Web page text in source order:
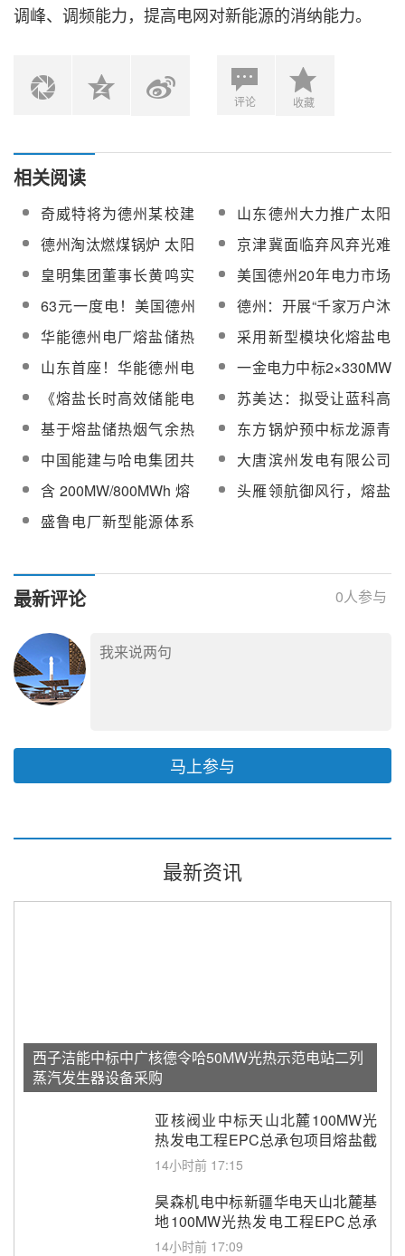
调峰、调频能力，提高电网对新能源的消纳能力。
评论 收藏
相关阅读
奇威特将为德州某校建
设太阳能采暖项目
山东德州大力推广太阳
能采暖技术
德州淘汰燃煤锅炉 太阳
能锅炉受青睐
京津冀面临弃风弃光难
题 德国与德州是怎么做
的？
皇明集团董事长黄鸣实
名举报德州市委书记懒
政
美国德州20年电力市场
建设启示：电力市场改
革调整是常态
63元一度电！美国德州
电价飙升的情况会发生
在我国吗？
德州：开展“千家万户沐
光行动”，推广分布式光
伏、光热与建筑一体化
应用
华能德州电厂熔盐储热
项目熔盐储放热阀门及
执行机构招标
采用新型模块化熔盐电
蓄热储能技术！华能德
州电厂熔盐储能项目概
况
山东首座！华能德州电
厂“模块化熔盐储能”项目
正加紧调试运行
一金电力中标2×330MW
机组熔盐储能可行性研
究报告编制技术服务项
目
《熔盐长时高效储能电
加热装置开发及应用》
成功入选2024年度“新质
生产力发展优秀案例”
苏美达：拟受让蓝科高
新4.8%股份，将在熔盐
储能等方面建立长期合
作
基于熔盐储热烟气余热
深度利用项目熔盐系统
材料及设备招标
东方锅炉预中标龙源青
海格尔木5万千瓦熔盐储
能项目蒸汽发生器设备
中国能建与哈电集团共
同推进熔盐储能等长时
储能领域合作
大唐滨州发电有限公司
熔盐储能可研报告编制
服务项目询价采购
含200MW/800MWh熔
盐储能！首航昌吉热电
30万千瓦储热+独立储
招标
头雁领航御风行，熔盐
盛鲁电厂新型能源体系
二次招标
最新评论 0人参与
马上参与
最新资讯
西子洁能中标中广核德令哈50MW光热示范电站二列
蒸汽发生器设备采购
亚核阀业中标天山北麓100MW光
热发电工程EPC总承包项目熔盐截
止阀、熔盐三偏心蝶阀采购
14小时前 17:15
昊森机电中标新疆华电天山北麓基
地100MW光热发电工程EPC总承
包项目熔盐介质超声波流量计采购
14小时前 17:09